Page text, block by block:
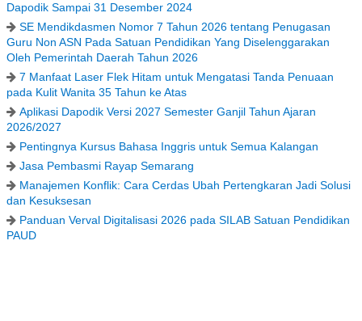
Dapodik Sampai 31 Desember 2024
SE Mendikdasmen Nomor 7 Tahun 2026 tentang Penugasan
Guru Non ASN Pada Satuan Pendidikan Yang Diselenggarakan
Oleh Pemerintah Daerah Tahun 2026
7 Manfaat Laser Flek Hitam untuk Mengatasi Tanda Penuaan
pada Kulit Wanita 35 Tahun ke Atas
Aplikasi Dapodik Versi 2027 Semester Ganjil Tahun Ajaran
2026/2027
Pentingnya Kursus Bahasa Inggris untuk Semua Kalangan
Jasa Pembasmi Rayap Semarang
Manajemen Konflik: Cara Cerdas Ubah Pertengkaran Jadi Solusi
dan Kesuksesan
Panduan Verval Digitalisasi 2026 pada SILAB Satuan Pendidikan
PAUD